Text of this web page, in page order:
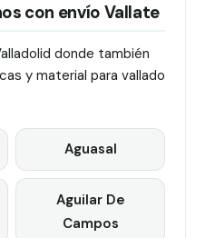
con envío Vallate
donde también
y material para vallado
Aguasal
Aguilar De
Campos